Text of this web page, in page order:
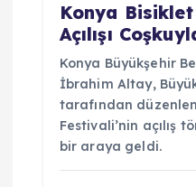
Konya
Açılışı
Konya Büyükşehir
İbrahim Altay,
tarafından
Festivali’nin açılış
bir araya geldi.